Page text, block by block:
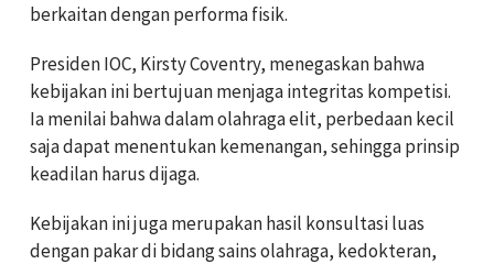
berkaitan dengan performa fisik.
Presiden IOC, Kirsty Coventry, menegaskan bahwa
kebijakan ini bertujuan menjaga integritas kompetisi.
Ia menilai bahwa dalam olahraga elit, perbedaan kecil
saja dapat menentukan kemenangan, sehingga prinsip
keadilan harus dijaga.
Kebijakan ini juga merupakan hasil konsultasi luas
dengan pakar di bidang sains olahraga, kedokteran,